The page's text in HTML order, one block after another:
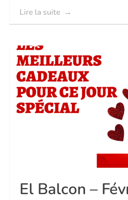
Lire la suite
El Balcon –